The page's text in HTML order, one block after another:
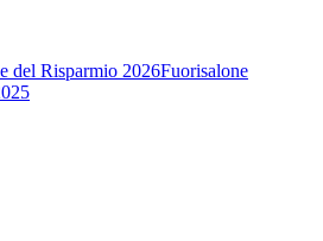
del Risparmio 2026Fuorisalone